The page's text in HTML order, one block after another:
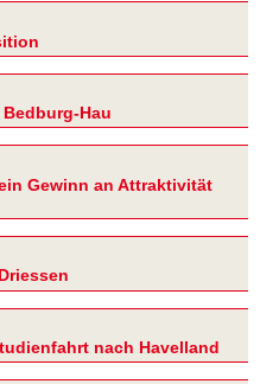
Hau
Gewinn an Attraktivität
nach Havelland